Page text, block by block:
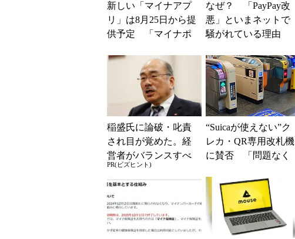
新しい「マイナアプ
リ」は8月25日から提
供予定 「マイナポ
ップデートとして
なぜ？ 「PayPay改
悪」といまネットで
騒がれている理由
策を解説
稲盛氏に論破・叱責
され目が覚めた。経
営者がバランスすべ
き2つの背反
PR(ビズヒント)
“Suicaが使えない”ク
レカ・QR専用改札機
に賛否 「問題なく
系ICの方がスムー...